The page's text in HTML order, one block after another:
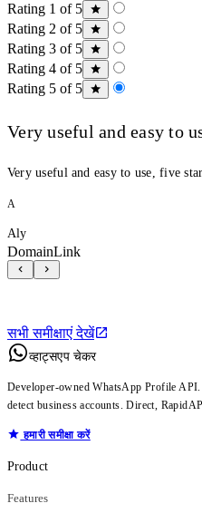
Rating 1 of 5
Rating 2 of 5
Rating 3 of 5
Rating 4 of 5
Rating 5 of 5
Very useful and easy to
Very useful and easy to use, five star
A
Aly
DomainLink
सभी समीक्षाएं देखें
व्हाट्सएप चेकर
Developer-owned WhatsApp Profile
detect business accounts. Direct,
हमारी समीक्षा करें
Product
Features